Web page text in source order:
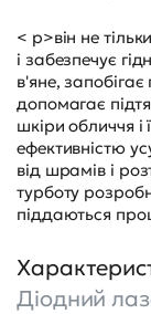
< p>він не
і забезпечує
в'яне, запобігає
допомагає
шкіри обличчя і
ефективністю
від шрамів і
турботу
піддаються
Діодний